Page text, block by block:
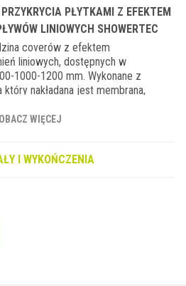
PŁYTKAMI Z EFEKTEM
LINIOWYCH SHOWERTEC
coverów z efektem
liniowych, dostępnych w
1000-1200 mm. Wykonane z
nakładana jest membrana,
nóżkami, które amortyzują
podczas użytkowania przez
WIĘCEJ
I WYKOŃCZENIA